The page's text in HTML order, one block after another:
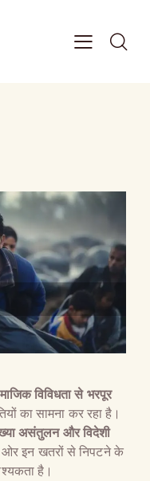
विविधता से भरपूर
का सामना कर रहा है।
असंतुलन और विदेशी
ओर इन खतरों से निपटने के
है।